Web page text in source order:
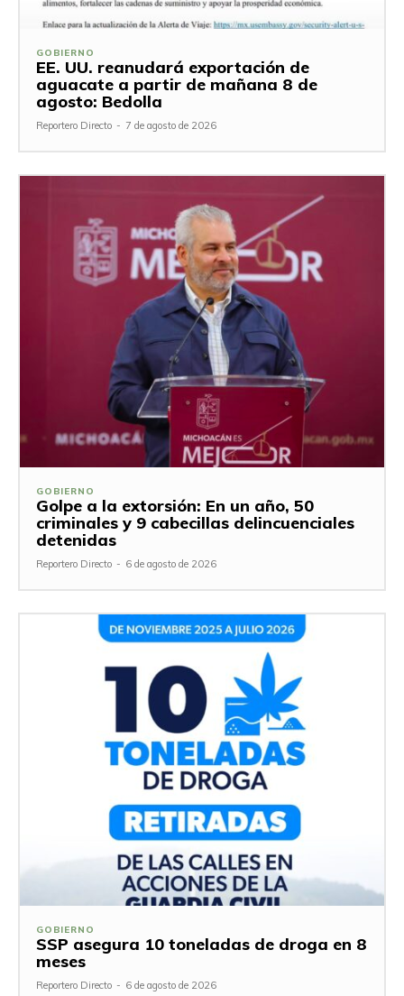
GOBIERNO
EE. UU. reanudará exportación de
aguacate a partir de mañana 8 de
agosto: Bedolla
Reportero Directo - 7 de agosto de 2026
GOBIERNO
Golpe a la extorsión: En un año, 50
criminales y 9 cabecillas delincuenciales
detenidas
Reportero Directo - 6 de agosto de 2026
GOBIERNO
SSP asegura 10 toneladas de droga en 8
meses
Reportero Directo - 6 de agosto de 2026